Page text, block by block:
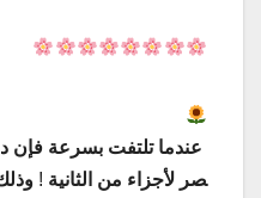
عندما تلتفت بسرعة فإن
صر لأجزاء من الثانية !